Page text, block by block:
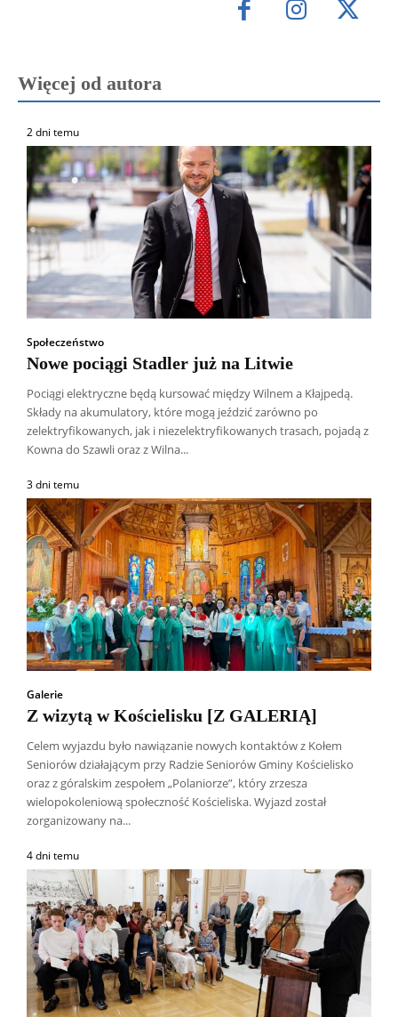
Więcej od autora
2 dni temu
Społeczeństwo
Nowe pociągi Stadler już na Litwie
Pociągi elektryczne będą kursować między Wilnem a Kłajpedą.
Składy na akumulatory, które mogą jeździć zarówno po
zelektryfikowanych, jak i niezelektryfikowanych trasach, pojadą z
Kowna do Szawli oraz z Wilna...
3 dni temu
Galerie
Z wizytą w Kościelisku [Z GALERIĄ]
Celem wyjazdu było nawiązanie nowych kontaktów z Kołem
Seniorów działającym przy Radzie Seniorów Gminy Kościelisko
oraz z góralskim zespołem „Polaniorze”, który zrzesza
wielopokoleniową społeczność Kościeliska. Wyjazd został
zorganizowany na...
4 dni temu